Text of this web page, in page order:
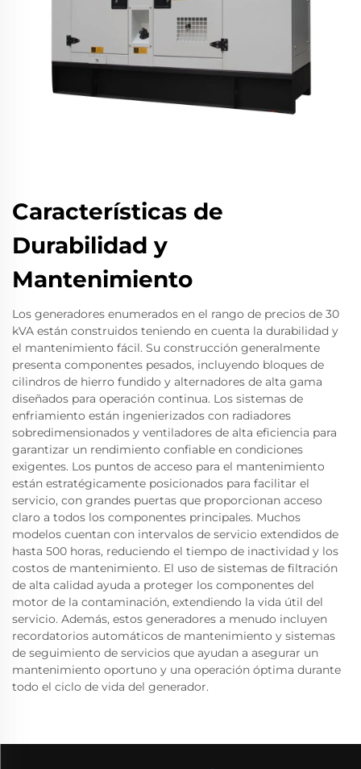
Características de
Durabilidad y
Mantenimiento
Los generadores enumerados en el rango de precios de 30
kVA están construidos teniendo en cuenta la durabilidad y
el mantenimiento fácil. Su construcción generalmente
presenta componentes pesados, incluyendo bloques de
cilindros de hierro fundido y alternadores de alta gama
diseñados para operación continua. Los sistemas de
enfriamiento están ingenierizados con radiadores
sobredimensionados y ventiladores de alta eficiencia para
garantizar un rendimiento confiable en condiciones
exigentes. Los puntos de acceso para el mantenimiento
están estratégicamente posicionados para facilitar el
servicio, con grandes puertas que proporcionan acceso
claro a todos los componentes principales. Muchos
modelos cuentan con intervalos de servicio extendidos de
hasta 500 horas, reduciendo el tiempo de inactividad y los
costos de mantenimiento. El uso de sistemas de filtración
de alta calidad ayuda a proteger los componentes del
motor de la contaminación, extendiendo la vida útil del
servicio. Además, estos generadores a menudo incluyen
recordatorios automáticos de mantenimiento y sistemas
de seguimiento de servicios que ayudan a asegurar un
mantenimiento oportuno y una operación óptima durante
todo el ciclo de vida del generador.